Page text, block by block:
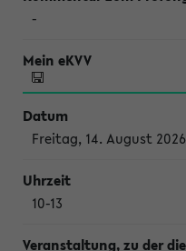
-
Freitag, 14. August 2026
10-13